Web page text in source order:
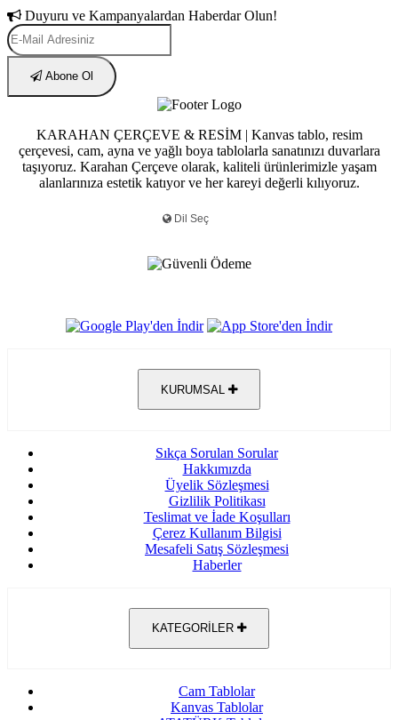
Duyuru ve Kampanyalardan Haberdar Olun!
Abone Ol
KARAHAN ÇERÇEVE & RESİM | Kanvas tablo, resim
çerçevesi, cam, ayna ve yağlı boya tablolarla sanatınızı duvarlara
taşıyoruz. Karahan Çerçeve olarak, kaliteli ürünlerimizle yaşam
alanlarınıza estetik katıyor ve her kareyi değerli kılıyoruz.
KURUMSAL
Sıkça Sorulan Sorular
Hakkımızda
Üyelik Sözleşmesi
Gizlilik Politikası
Teslimat ve İade Koşulları
Çerez Kullanım Bilgisi
Mesafeli Satış Sözleşmesi
Haberler
KATEGORİLER
Cam Tablolar
Kanvas Tablolar